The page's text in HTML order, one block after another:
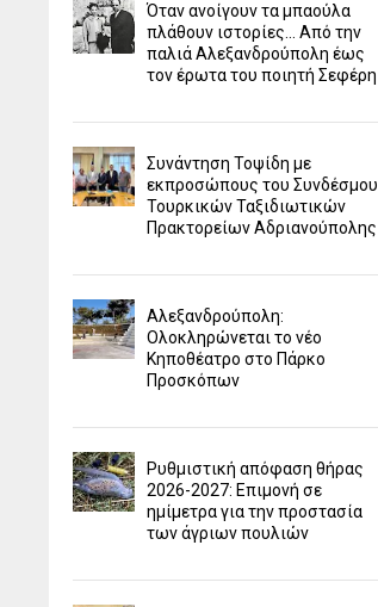
Όταν ανοίγουν τα μπαούλα
πλάθουν ιστορίες... Από την
παλιά Αλεξανδρούπολη έως
τον έρωτα του ποιητή Σεφέρη
Συνάντηση Τοψίδη με
εκπροσώπους του Συνδέσμου
Τουρκικών Ταξιδιωτικών
Πρακτορείων Αδριανούπολης
Αλεξανδρούπολη:
Ολοκληρώνεται το νέο
Κηποθέατρο στο Πάρκο
Προσκόπων
Ρυθμιστική απόφαση θήρας
2026-2027: Επιμονή σε
ημίμετρα για την προστασία
των άγριων πουλιών